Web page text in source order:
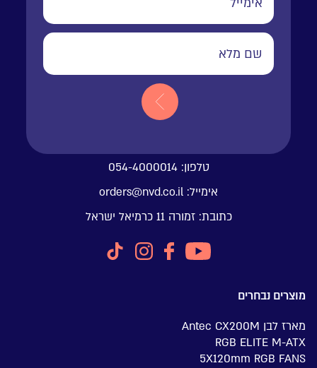
טלפון: 054-4000014
אימייל: orders@nvd.co.il
כתובת: זמורה 11 כרמיאל ישראל
מוצרים נבחרים
מארז לבן Antec CX200M
RGB ELITE M-ATX
5X120mm RGB FANS